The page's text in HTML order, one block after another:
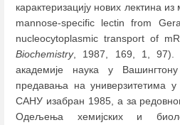
карактеризацију нових лектина
mannose-specific lectin from
nucleocytoplasmic transport of
Biochemistry, 1987, 169, 1, 97).
академије наука у
предавања на универзитетима
САНУ изабран 1985, а за
Одељења хемијских и